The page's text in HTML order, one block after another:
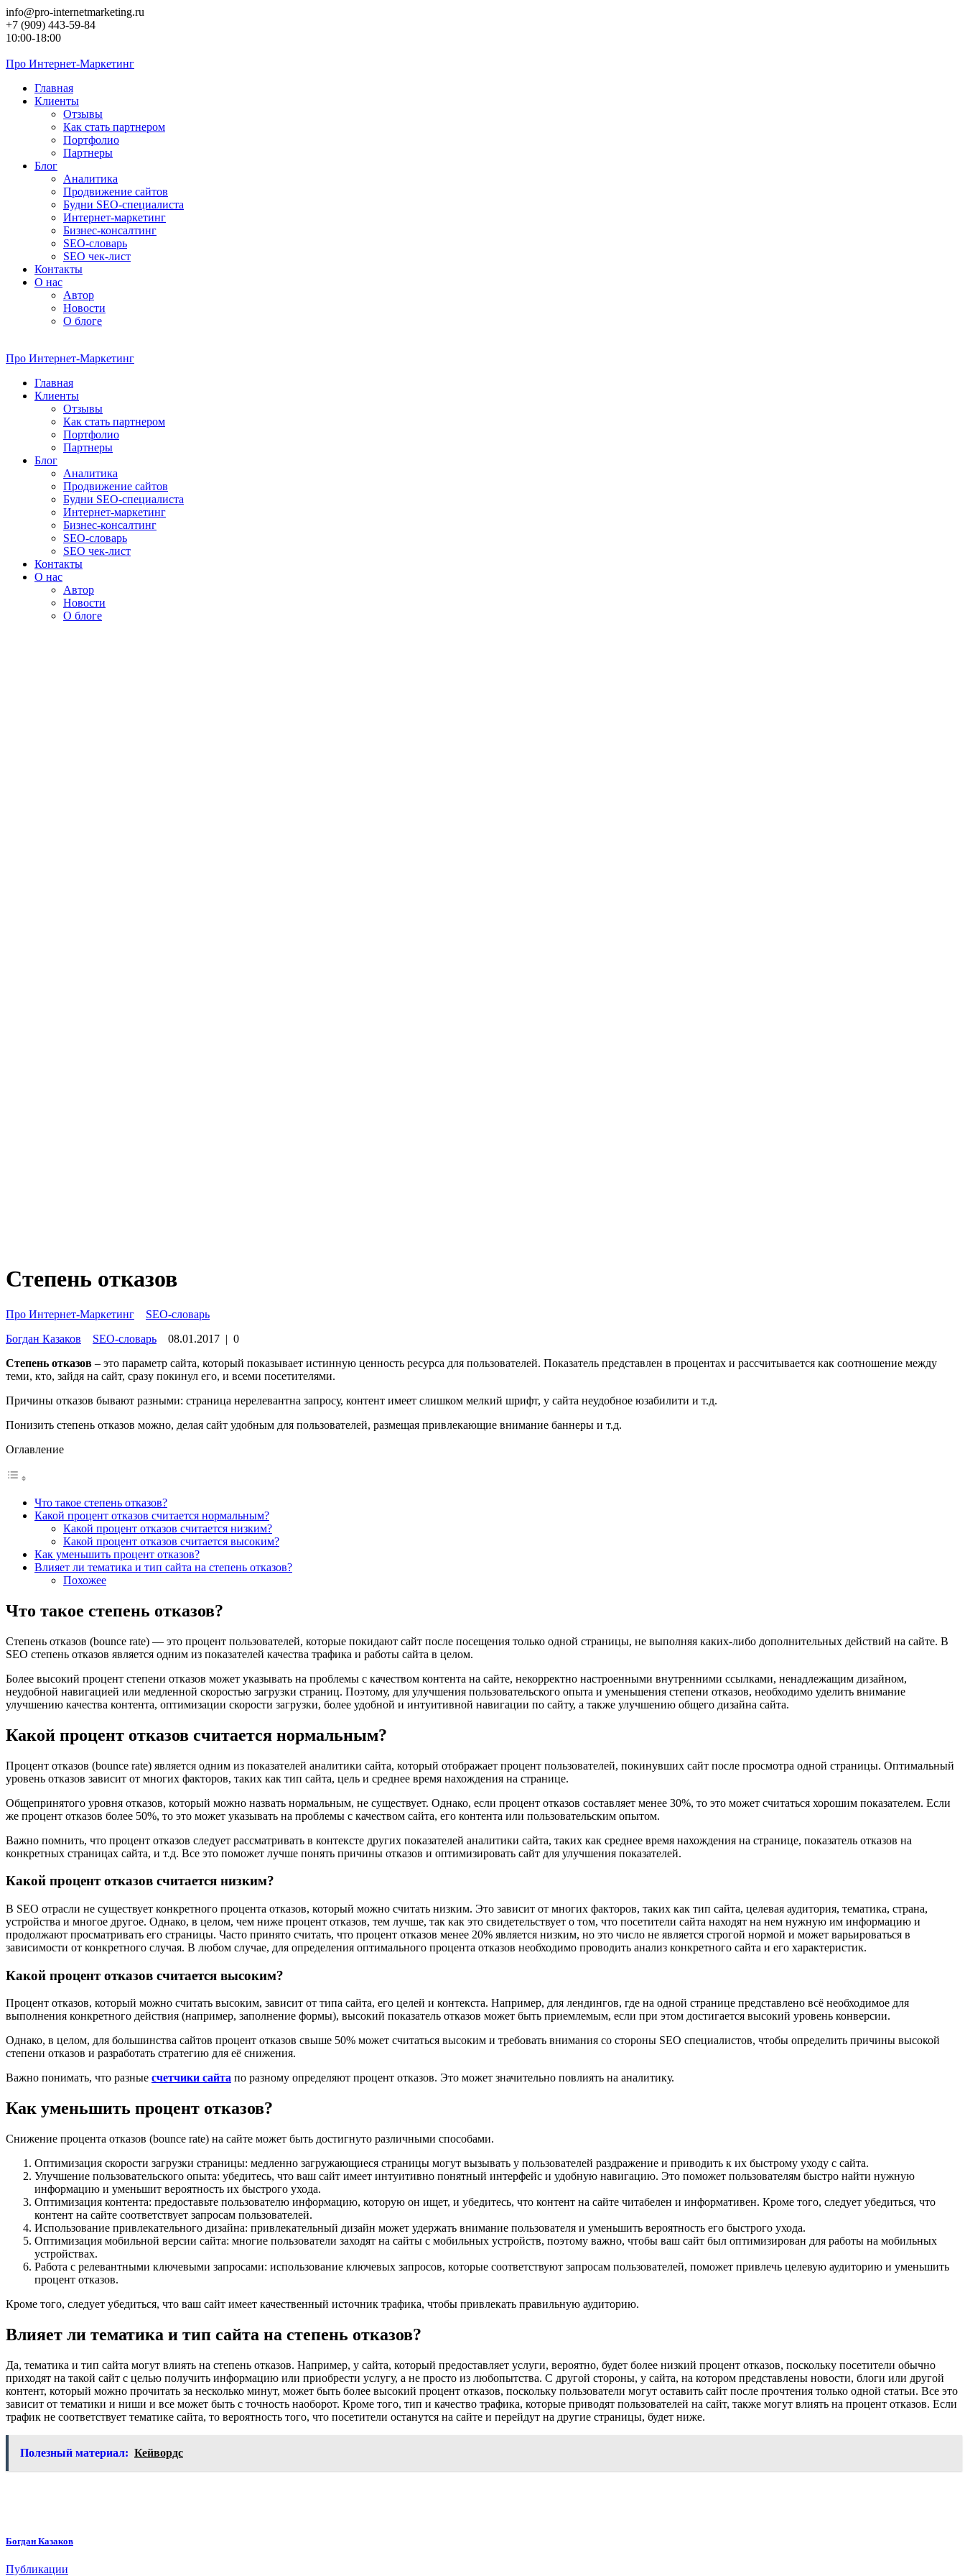
Перейти
к
контенту
info@pro-internetmarketing.ru
+7 (909) 443-59-84
10:00-18:00
Про Интернет-Маркетинг
Главная
Клиенты
Отзывы
Как стать партнером
Портфолио
Партнеры
Блог
Аналитика
Продвижение сайтов
Будни SEO-специалиста
Интернет-маркетинг
Бизнес-консалтинг
SEO-словарь
SEO чек-лист
Контакты
О нас
Автор
Новости
О блоге
Про Интернет-Маркетинг
Главная
Клиенты
Отзывы
Как стать партнером
Портфолио
Партнеры
Блог
Аналитика
Продвижение сайтов
Будни SEO-специалиста
Интернет-маркетинг
Бизнес-консалтинг
SEO-словарь
SEO чек-лист
Контакты
О нас
Автор
Новости
О блоге
Степень отказов
Про Интернет-Маркетинг
SEO-словарь
Богдан Казаков
SEO-словарь 08.01.2017 | 0
Степень отказов – это параметр сайта, который показывает истинную ценность ресурса для пользователей. Показатель представлен в процентах и рассчитывается как соотношение между
теми, кто, зайдя на сайт, сразу покинул его, и всеми посетителями.
Причины отказов бывают разными: страница нерелевантна запросу, контент имеет слишком мелкий шрифт, у сайта неудобное юзабилити и т.д.
Понизить степень отказов можно, делая сайт удобным для пользователей, размещая привлекающие внимание баннеры и т.д.
Оглавление
Что такое степень отказов?
Какой процент отказов считается нормальным?
Какой процент отказов считается низким?
Какой процент отказов считается высоким?
Как уменьшить процент отказов?
Влияет ли тематика и тип сайта на степень отказов?
Похожее
Что такое степень отказов?
Степень отказов (bounce rate) — это процент пользователей, которые покидают сайт после посещения только одной страницы, не выполняя каких-либо дополнительных действий на сайте. В
SEO степень отказов является одним из показателей качества трафика и работы сайта в целом.
Более высокий процент степени отказов может указывать на проблемы с качеством контента на сайте, некорректно настроенными внутренними ссылками, ненадлежащим дизайном,
неудобной навигацией или медленной скоростью загрузки страниц. Поэтому, для улучшения пользовательского опыта и уменьшения степени отказов, необходимо уделить внимание
улучшению качества контента, оптимизации скорости загрузки, более удобной и интуитивной навигации по сайту, а также улучшению общего дизайна сайта.
Какой процент отказов считается нормальным?
Процент отказов (bounce rate) является одним из показателей аналитики сайта, который отображает процент пользователей, покинувших сайт после просмотра одной страницы. Оптимальный
уровень отказов зависит от многих факторов, таких как тип сайта, цель и среднее время нахождения на странице.
Общепринятого уровня отказов, который можно назвать нормальным, не существует. Однако, если процент отказов составляет менее 30%, то это может считаться хорошим показателем. Если
же процент отказов более 50%, то это может указывать на проблемы с качеством сайта, его контента или пользовательским опытом.
Важно помнить, что процент отказов следует рассматривать в контексте других показателей аналитики сайта, таких как среднее время нахождения на странице, показатель отказов на
конкретных страницах сайта, и т.д. Все это поможет лучше понять причины отказов и оптимизировать сайт для улучшения показателей.
Какой процент отказов считается низким?
В SEO отрасли не существует конкретного процента отказов, который можно считать низким. Это зависит от многих факторов, таких как тип сайта, целевая аудитория, тематика, страна,
устройства и многое другое. Однако, в целом, чем ниже процент отказов, тем лучше, так как это свидетельствует о том, что посетители сайта находят на нем нужную им информацию и
продолжают просматривать его страницы. Часто принято считать, что процент отказов менее 20% является низким, но это число не является строгой нормой и может варьироваться в
зависимости от конкретного случая. В любом случае, для определения оптимального процента отказов необходимо проводить анализ конкретного сайта и его характеристик.
Какой процент отказов считается высоким?
Процент отказов, который можно считать высоким, зависит от типа сайта, его целей и контекста. Например, для лендингов, где на одной странице представлено всё необходимое для
выполнения конкретного действия (например, заполнение формы), высокий показатель отказов может быть приемлемым, если при этом достигается высокий уровень конверсии.
Однако, в целом, для большинства сайтов процент отказов свыше 50% может считаться высоким и требовать внимания со стороны SEO специалистов, чтобы определить причины высокой
степени отказов и разработать стратегию для её снижения.
Важно понимать, что разные счетчики сайта по разному определяют процент отказов. Это может значительно повлиять на аналитику.
Как уменьшить процент отказов?
Снижение процента отказов (bounce rate) на сайте может быть достигнуто различными способами.
Оптимизация скорости загрузки страницы: медленно загружающиеся страницы могут вызывать у пользователей раздражение и приводить к их быстрому уходу с сайта.
Улучшение пользовательского опыта: убедитесь, что ваш сайт имеет интуитивно понятный интерфейс и удобную навигацию. Это поможет пользователям быстро найти нужную
информацию и уменьшит вероятность их быстрого ухода.
Оптимизация контента: предоставьте пользователю информацию, которую он ищет, и убедитесь, что контент на сайте читабелен и информативен. Кроме того, следует убедиться, что
контент на сайте соответствует запросам пользователей.
Использование привлекательного дизайна: привлекательный дизайн может удержать внимание пользователя и уменьшить вероятность его быстрого ухода.
Оптимизация мобильной версии сайта: многие пользователи заходят на сайты с мобильных устройств, поэтому важно, чтобы ваш сайт был оптимизирован для работы на мобильных
устройствах.
Работа с релевантными ключевыми запросами: использование ключевых запросов, которые соответствуют запросам пользователей, поможет привлечь целевую аудиторию и уменьшить
процент отказов.
Кроме того, следует убедиться, что ваш сайт имеет качественный источник трафика, чтобы привлекать правильную аудиторию.
Влияет ли тематика и тип сайта на степень отказов?
Да, тематика и тип сайта могут влиять на степень отказов. Например, у сайта, который предоставляет услуги, вероятно, будет более низкий процент отказов, поскольку посетители обычно
приходят на такой сайт с целью получить информацию или приобрести услугу, а не просто из любопытства. С другой стороны, у сайта, на котором представлены новости, блоги или другой
контент, который можно прочитать за несколько минут, может быть более высокий процент отказов, поскольку пользователи могут оставить сайт после прочтения только одной статьи. Все это
зависит от тематики и ниши и все может быть с точность наоборот. Кроме того, тип и качество трафика, которые приводят пользователей на сайт, также могут влиять на процент отказов. Если
трафик не соответствует тематике сайта, то вероятность того, что посетители останутся на сайте и перейдут на другие страницы, будет ниже.
Полезный материал: Кейвордс
Богдан Казаков
Публикации